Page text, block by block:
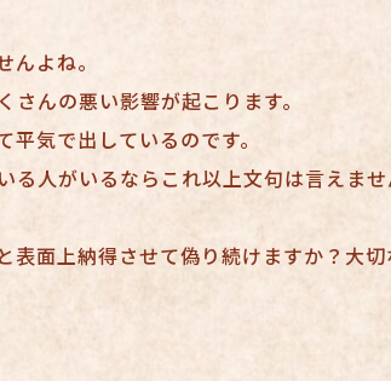
よね。
んの悪い影響が起こります。
気で出しているのです。
人がいるならこれ以上文句は言えま
面上納得させて偽り続けますか？大